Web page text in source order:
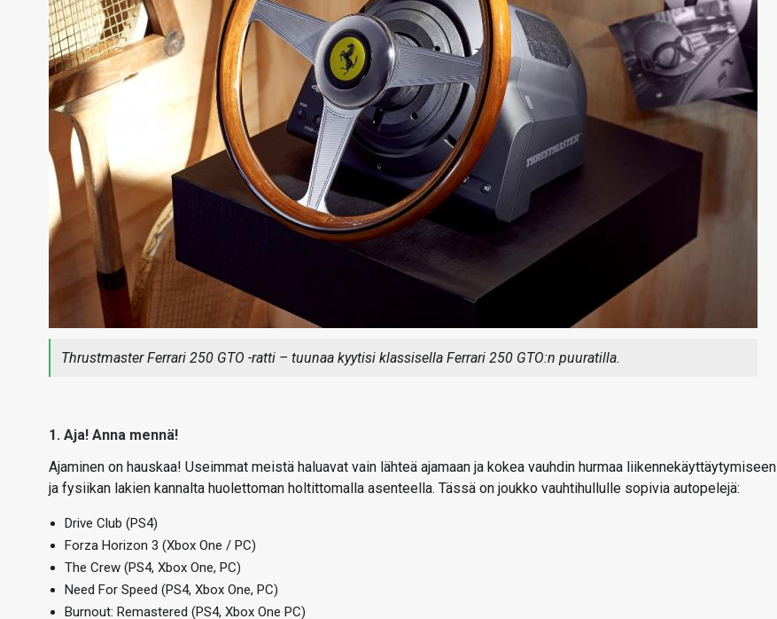
Thrustmaster Ferrari 250 GTO -ratti – tuunaa kyytisi klassisella Ferrari 250 GTO:n puuratilla.
1. Aja! Anna mennä!
Ajaminen on hauskaa! Useimmat meistä haluavat vain lähteä ajamaan ja kokea vauhdin hurmaa liikennekäyttäytymiseen
ja fysiikan lakien kannalta huolettoman holtittomalla asenteella. Tässä on joukko vauhtihullulle sopivia autopelejä:
Drive Club (PS4)
Forza Horizon 3 (Xbox One / PC)
The Crew (PS4, Xbox One, PC)
Need For Speed (PS4, Xbox One, PC)
Burnout: Remastered (PS4, Xbox One PC)